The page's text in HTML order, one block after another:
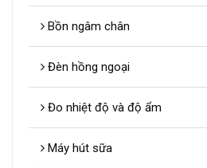
Bồn ngâm chân
Đèn hồng ngoại
Đo nhiệt độ và độ ẩm
Máy hút sữa